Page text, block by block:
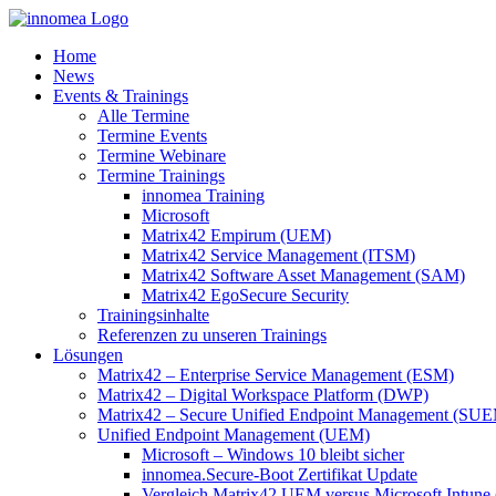
Zum
springenHome
News
Events & Trainings
Alle Termine
Termine Events
Termine Webinare
Termine Trainings
innomea Training
Microsoft
Matrix42 Empirum (UEM)
Matrix42 Service Management (ITSM)
Matrix42 Software Asset Management (SAM)
Matrix42 EgoSecure Security
Trainingsinhalte
Referenzen zu unseren Trainings
Lösungen
Matrix42 – Enterprise Service Management (ESM)
Matrix42 – Digital Workspace Platform (DWP)
Matrix42 – Secure Unified Endpoint Management
Unified Endpoint Management (UEM)
Microsoft – Windows 10 bleibt sicher
innomea.Secure-Boot Zertifikat Update